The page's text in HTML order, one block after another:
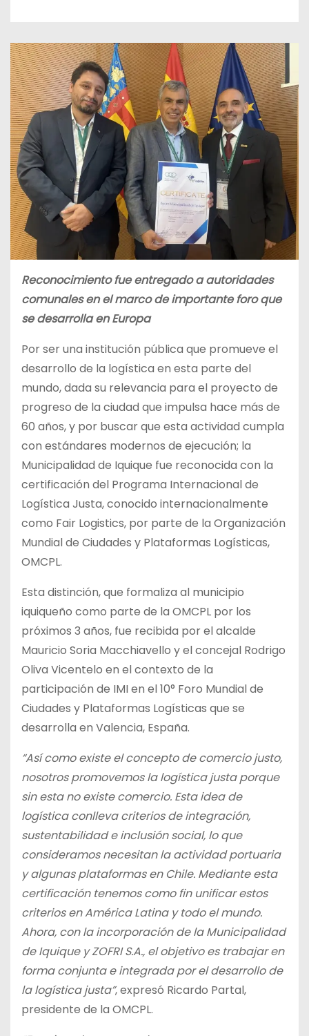
Reconocimiento fue entregado a autoridades
comunales en el marco de importante foro que
se desarrolla en Europa
Por ser una institución pública que promueve el
desarrollo de la logística en esta parte del
mundo, dada su relevancia para el proyecto de
progreso de la ciudad que impulsa hace más de
60 años, y por buscar que esta actividad cumpla
con estándares modernos de ejecución; la
Municipalidad de Iquique fue reconocida con la
certificación del Programa Internacional de
Logística Justa, conocido internacionalmente
como Fair Logistics, por parte de la Organización
Mundial de Ciudades y Plataformas Logísticas,
OMCPL.
Esta distinción, que formaliza al municipio
iquiqueño como parte de la OMCPL por los
próximos 3 años, fue recibida por el alcalde
Mauricio Soria Macchiavello y el concejal Rodrigo
Oliva Vicentelo en el contexto de la
participación de IMI en el 10° Foro Mundial de
Ciudades y Plataformas Logísticas que se
desarrolla en Valencia, España.
“Así como existe el concepto de comercio justo,
nosotros promovemos la logística justa porque
sin esta no existe comercio. Esta idea de
logística conlleva criterios de integración,
sustentabilidad e inclusión social, lo que
consideramos necesitan la actividad portuaria
y algunas plataformas en Chile. Mediante esta
certificación tenemos como fin unificar estos
criterios en América Latina y todo el mundo.
Ahora, con la incorporación de la Municipalidad
de Iquique y ZOFRI S.A., el objetivo es trabajar en
forma conjunta e integrada por el desarrollo de
la logística justa”, expresó Ricardo Partal,
presidente de la OMCPL.